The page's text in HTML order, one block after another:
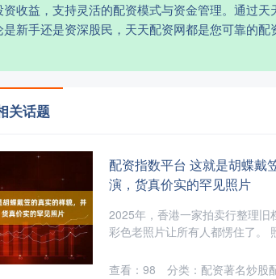
资收益，支持灵活的配资模式与资金管理。通过
新手还是资深股民，天天配资网都是您可靠的配
关话题
配资指数平台 这就是胡蝶戴
演，货真价实的罕见照片
2025年，香港一家拍卖行整理
彩色老照片让所有人都愣住了。
查看： 98 分类： 配资著名炒股